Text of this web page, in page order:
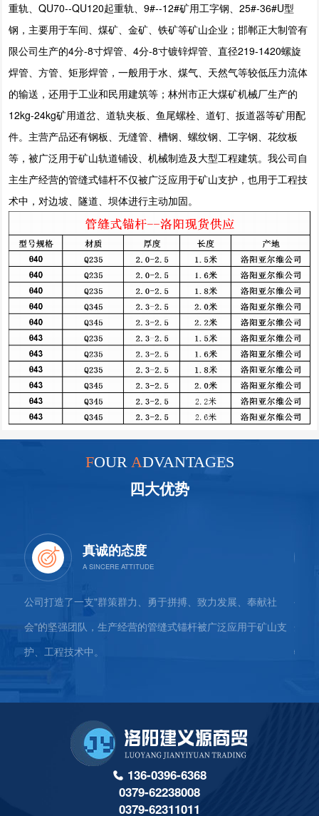
重轨、QU70--QU120起重轨、9#--12#矿用工字钢、25#-36#U型
钢，主要用于车间、煤矿、金矿、铁矿等矿山企业；邯郸正大制管有
限公司生产的4分-8寸焊管、4分-8寸镀锌焊管、直径219-1420螺旋
焊管、方管、矩形焊管，一般用于水、煤气、天然气等较低压力流体
的输送，还用于工业和民用建筑等；林州市正大煤矿机械厂生产的
12kg-24kg矿用道岔、道轨夹板、鱼尾螺栓、道钉、扳道器等矿用配
件。主营产品还有钢板、无缝管、槽钢、螺纹钢、工字钢、花纹板
等，被广泛用于矿山轨道铺设、机械制造及大型工程建筑。我公司自
主生产经营的管缝式锚杆不仅被广泛应用于矿山支护，也用于工程技
术中，对边坡、隧道、坝体进行主动加固。
FOUR ADVANTAGES
四大优势
真诚的态度
公司打造了一支"群策群力、勇于拼搏、致力发展、奉献社
会"的坚强团队，生产经营的管缝式锚杆被广泛应用于矿山支
护、工程技术中。
公司
企"
物运
136-0396-6368
0379-62238008
0379-62311011